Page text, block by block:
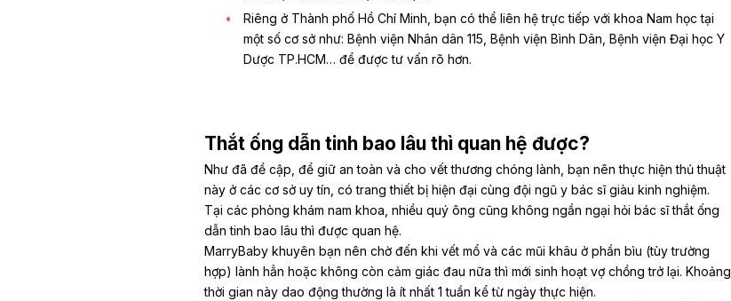
Riêng ở Thành phố Hồ Chí Minh, bạn có thể liên hệ trực tiếp với khoa Nam học tại
một số cơ sở như: Bệnh viện Nhân dân 115, Bệnh viện Bình Dân, Bệnh viện Đại học Y
Dược TP.HCM… để được tư vấn rõ hơn.
Thắt ống dẫn tinh bao lâu thì quan hệ được?
Như đã đề cập, để giữ an toàn và cho vết thương chóng lành, bạn nên thực hiện thủ thuật
này ở các cơ sở uy tín, có trang thiết bị hiện đại cùng đội ngũ y bác sĩ giàu kinh nghiệm.
Tại các phòng khám nam khoa, nhiều quý ông cũng không ngần ngại hỏi bác sĩ thắt ống
dẫn tinh bao lâu thì được quan hệ.
MarryBaby khuyên bạn nên chờ đến khi vết mổ và các mũi khâu ở phần bìu (tùy trường
hợp) lành hẳn hoặc không còn cảm giác đau nữa thì mới sinh hoạt vợ chồng trở lại. Khoảng
thời gian này dao động thường là ít nhất 1 tuần kể từ ngày thực hiện.